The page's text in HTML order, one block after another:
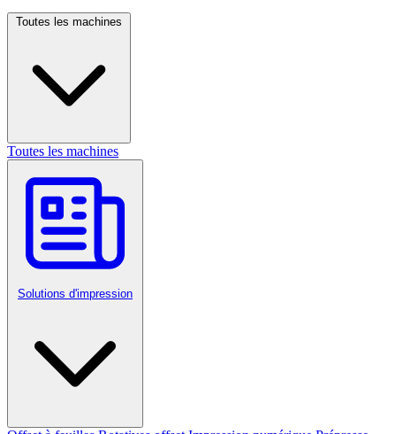
Toutes les machines
Toutes les machines
Solutions d'impression